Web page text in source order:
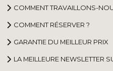
COMMENT TRAVAILLONS-
COMMENT RÉSERVER ?
GARANTIE DU MEILLEUR PRIX
LA MEILLEURE NEWSLETTER